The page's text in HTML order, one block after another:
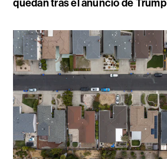
quedan tras el anuncio de Trump